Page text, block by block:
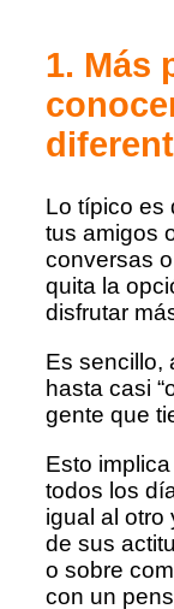
1. Más
Lo típico es
tus amigos
conversas
quita la
disfrutar
Es sencillo,
hasta casi
gente que
Esto
todos los
igual al otro
de sus
o sobre
con un